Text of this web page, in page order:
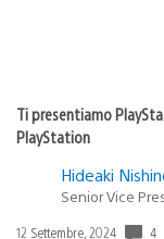
Ti presentiamo
PlayStation
Hideaki
Senior Vice
Data
12 Settembre, 2024 4